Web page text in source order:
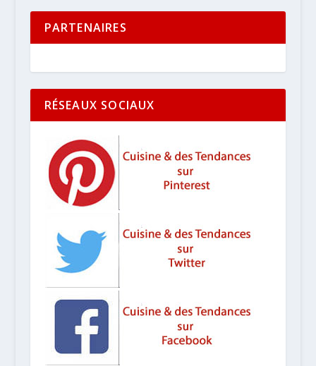
PARTENAIRES
RÉSEAUX SOCIAUX